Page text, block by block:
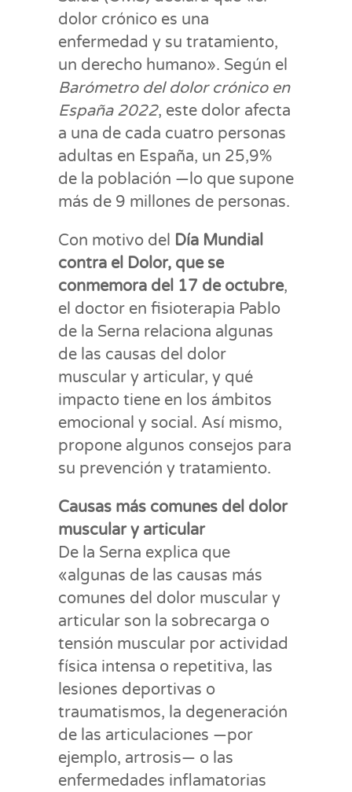
dolor crónico es una
enfermedad y su tratamiento,
un derecho humano». Según el
Barómetro del dolor crónico en
España 2022, este dolor afecta
a una de cada cuatro personas
adultas en España, un 25,9%
de la población —lo que supone
más de 9 millones de personas.
Con motivo del Día Mundial
contra el Dolor, que se
conmemora del 17 de octubre,
el doctor en fisioterapia Pablo
de la Serna relaciona algunas
de las causas del dolor
muscular y articular, y qué
impacto tiene en los ámbitos
emocional y social. Así mismo,
propone algunos consejos para
su prevención y tratamiento.
Causas más comunes del dolor
muscular y articular
De la Serna explica que
«algunas de las causas más
comunes del dolor muscular y
articular son la sobrecarga o
tensión muscular por actividad
física intensa o repetitiva, las
lesiones deportivas o
traumatismos, la degeneración
de las articulaciones —por
ejemplo, artrosis— o las
enfermedades inflamatorias